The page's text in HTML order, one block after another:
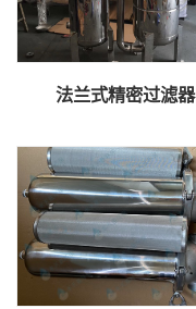
法兰式精密过滤器